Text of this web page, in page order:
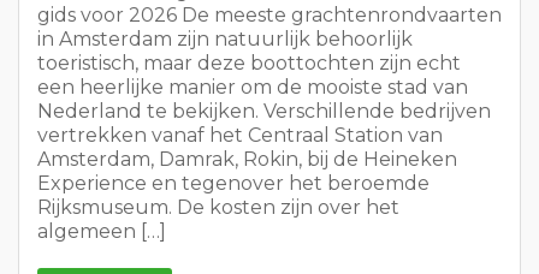
gids voor 2026 De meeste grachtenrondvaarten
in Amsterdam zijn natuurlijk behoorlijk
toeristisch, maar deze boottochten zijn echt
een heerlijke manier om de mooiste stad van
Nederland te bekijken. Verschillende bedrijven
vertrekken vanaf het Centraal Station van
Amsterdam, Damrak, Rokin, bij de Heineken
Experience en tegenover het beroemde
Rijksmuseum. De kosten zijn over het
algemeen […]